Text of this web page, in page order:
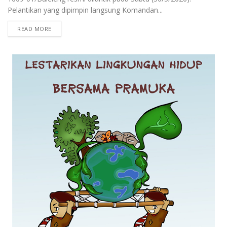
Pelantikan yang dipimpin langsung Komandan...
READ MORE